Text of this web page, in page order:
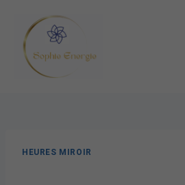
HEURES MIROIR